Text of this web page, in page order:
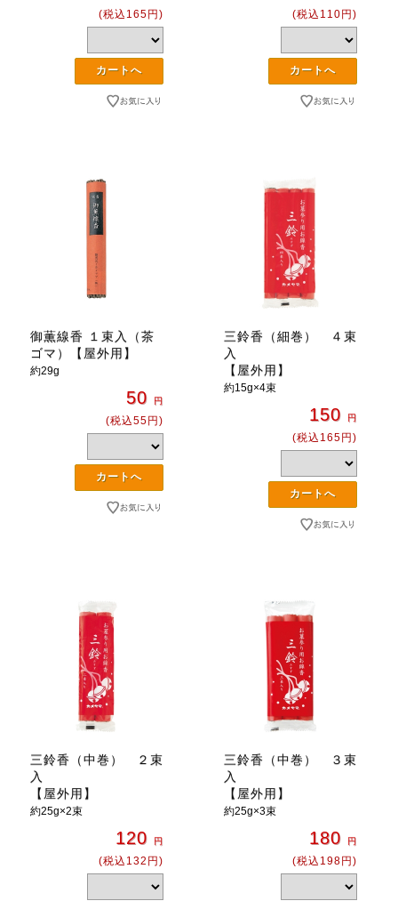
(税込165円) (税込110円)
御薫線香 １束入（茶
ゴマ）【屋外用】
約29g
50 円
(税込55円)
三鈴香（細巻） ４束
入
【屋外用】
約15g×4束
150 円
(税込165円)
三鈴香（中巻） ２束
入
【屋外用】
約25g×2束
120 円
(税込132円)
三鈴香（中巻） ３束
入
【屋外用】
約25g×3束
180 円
(税込198円)